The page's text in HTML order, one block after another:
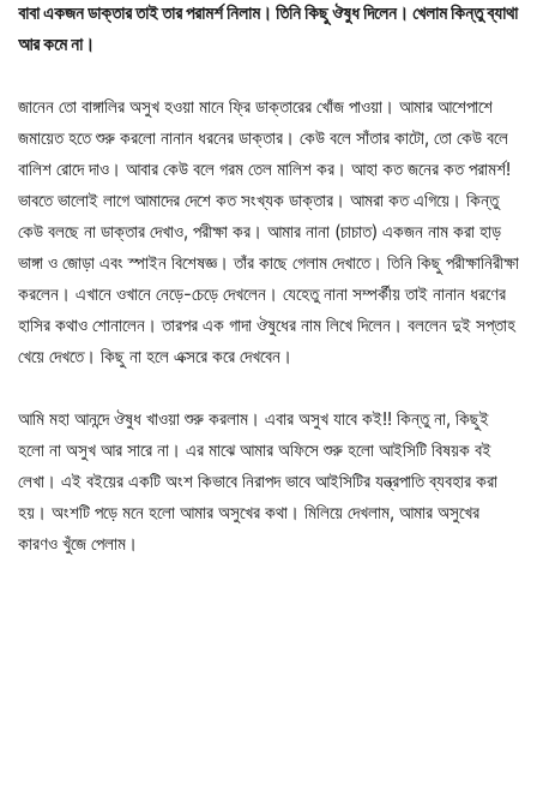
বাবা একজন ডাক্তার তাই তার পরামর্শ নিলাম। তিনি কিছু ঔষুধ দিলেন। খেলাম কিন্তু ব্যাথা
আর কমে না।
জানেন তো বাঙ্গালির অসুখ হওয়া মানে ফ্রি ডাক্তারের খোঁজ পাওয়া। আমার আশেপাশে
জমায়েত হতে শুরু করলো নানান ধরনের ডাক্তার। কেউ বলে সাঁতার কাটো, তো কেউ বলে
বালিশ রোদে দাও। আবার কেউ বলে গরম তেল মালিশ কর। আহা কত জনের কত পরামর্শ!
ভাবতে ভালোই লাগে আমাদের দেশে কত সংখ্যক ডাক্তার। আমরা কত এগিয়ে। কিন্তু
কেউ বলছে না ডাক্তার দেখাও, পরীক্ষা কর। আমার নানা (চাচাত) একজন নাম করা হাড়
ভাঙ্গা ও জোড়া এবং স্পাইন বিশেষজ্ঞ। তাঁর কাছে গেলাম দেখাতে। তিনি কিছু পরীক্ষানিরীক্ষা
করলেন। এখানে ওখানে নেড়ে-চেড়ে দেখলেন। যেহেতু নানা সম্পর্কীয় তাই নানান ধরণের
হাসির কথাও শোনালেন। তারপর এক গাদা ঔষুধের নাম লিখে দিলেন। বললেন দুই সপ্তাহ
খেয়ে দেখতে। কিছু না হলে এক্সরে করে দেখবেন।
আমি মহা আনন্দে ঔষুধ খাওয়া শুরু করলাম। এবার অসুখ যাবে কই!! কিন্তু না, কিছুই
হলো না অসুখ আর সারে না। এর মাঝে আমার অফিসে শুরু হলো আইসিটি বিষয়ক বই
লেখা। এই বইয়ের একটি অংশ কিভাবে নিরাপদ ভাবে আইসিটির যন্ত্রপাতি ব্যবহার করা
হয়। অংশটি পড়ে মনে হলো আমার অসুখের কথা। মিলিয়ে দেখলাম, আমার অসুখের
কারণও খুঁজে পেলাম।